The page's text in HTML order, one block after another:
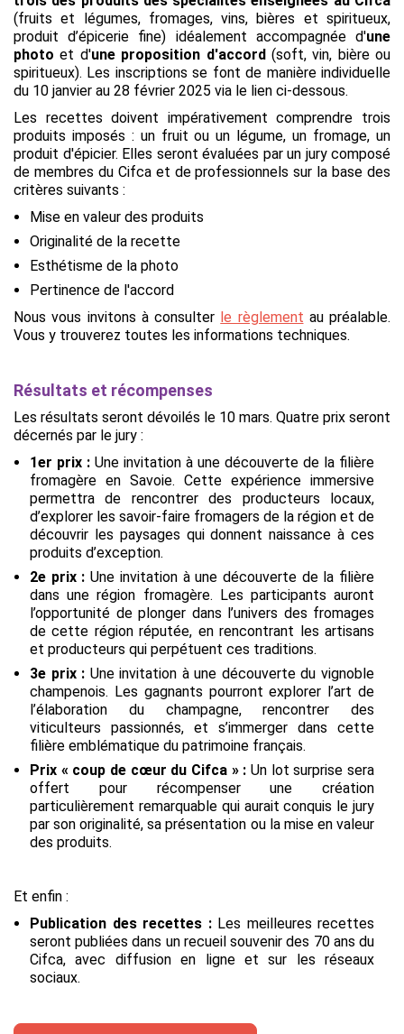
(fruits et légumes, fromages, vins, bières et spiritueux,
produit d’épicerie fine) idéalement accompagnée d'une
photo et d'une proposition d'accord (soft, vin, bière ou
spiritueux). Les inscriptions se font de manière individuelle
du 10 janvier au 28 février 2025 via le lien ci-dessous.
Les recettes doivent impérativement comprendre trois
produits imposés : un fruit ou un légume, un fromage, un
produit d'épicier. Elles seront évaluées par un jury composé
de membres du Cifca et de professionnels sur la base des
critères suivants :
Mise en valeur des produits
Originalité de la recette
Esthétisme de la photo
Pertinence de l'accord
Nous vous invitons à consulter le règlement au préalable.
Vous y trouverez toutes les informations techniques.
Résultats et récompenses
Les résultats seront dévoilés le 10 mars. Quatre prix seront
décernés par le jury :
1er prix : Une invitation à une découverte de la filière
fromagère en Savoie. Cette expérience immersive
permettra de rencontrer des producteurs locaux,
d’explorer les savoir-faire fromagers de la région et de
découvrir les paysages qui donnent naissance à ces
produits d’exception.
2e prix : Une invitation à une découverte de la filière
dans une région fromagère. Les participants auront
l’opportunité de plonger dans l’univers des fromages
de cette région réputée, en rencontrant les artisans
et producteurs qui perpétuent ces traditions.
3e prix : Une invitation à une découverte du vignoble
champenois. Les gagnants pourront explorer l’art de
l’élaboration du champagne, rencontrer des
viticulteurs passionnés, et s’immerger dans cette
filière emblématique du patrimoine français.
Prix « coup de cœur du Cifca » : Un lot surprise sera
offert pour récompenser une création
particulièrement remarquable qui aurait conquis le jury
par son originalité, sa présentation ou la mise en valeur
des produits.
Et enfin :
Publication des recettes :Les meilleures recettes
seront publiées dans un recueil souvenir des 70 ans du
Cifca, avec diffusion en ligne et sur les réseaux
sociaux.